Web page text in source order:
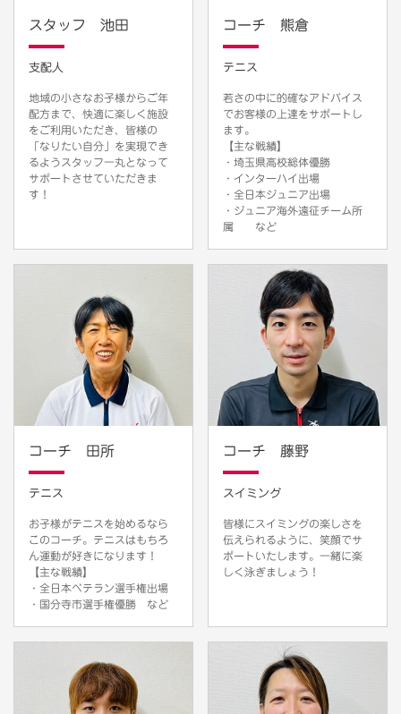
スタッフ 池田
支配人
地域の小さなお子様からご年
配方まで、快適に楽しく施設
をご利用いただき、皆様の
「なりたい自分」を実現でき
るようスタッフ一丸となって
サポートさせていただきま
す！
コーチ 熊倉
テニス
若さの中に的確なアドバイス
でお客様の上達をサポートし
ます。
【主な戦績】
・埼玉県高校総体優勝
・インターハイ出場
・全日本ジュニア出場
・ジュニア海外遠征チーム所
属 など
コーチ 田所
テニス
お子様がテニスを始めるなら
このコーチ。テニスはもちろ
ん運動が好きになります！
【主な戦績】
・全日本ベテラン選手権出場
・国分寺市選手権優勝 など
コーチ 藤野
スイミング
皆様にスイミングの楽しさを
伝えられるように、笑顔でサ
ポートいたします。一緒に楽
しく泳ぎましょう！